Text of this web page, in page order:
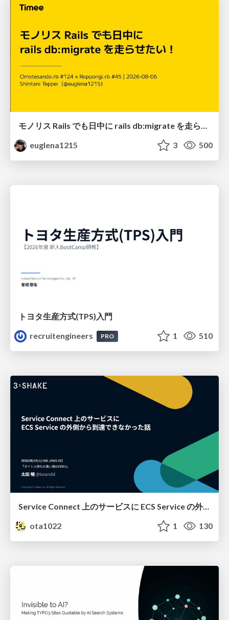
モノリス Rails でも日中に rails db:migrate を走らせたい！ / Daytime rails db:migrate on Monolithic Rails!
euglena1215
3 500
トヨタ⽣産⽅式(TPS)⼊⾨
recruitengineers
PRO 1 510
Service Connect 上のサービスに ECS Service の外側から到達できなかった話
ota1022
1 130